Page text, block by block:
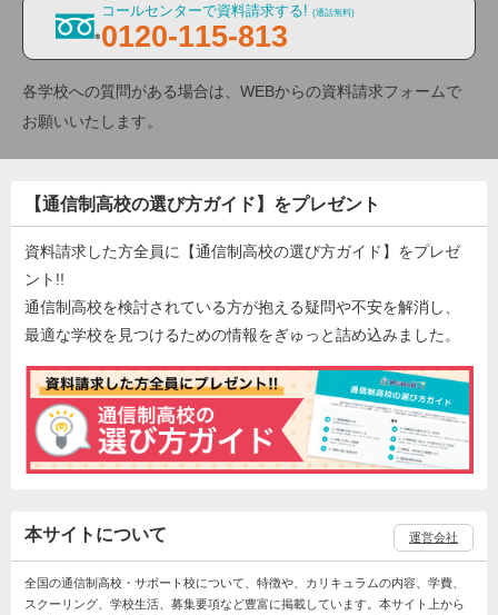
コールセンターで資料請求する! (通話無料)
0120-115-813
各学校への質問がある場合は、WEBからの資料請求フォームで
お願いいたします。
【通信制高校の選び方ガイド】をプレゼント
資料請求した方全員に【通信制高校の選び方ガイド】をプレゼ
ント!!
通信制高校を検討されている方が抱える疑問や不安を解消し、
最適な学校を見つけるための情報をぎゅっと詰め込みました。
本サイトについて 運営会社
全国の通信制高校・サポート校について、特徴や、カリキュラムの内容、学費、
スクーリング、学校生活、募集要項など豊富に掲載しています。本サイト上から